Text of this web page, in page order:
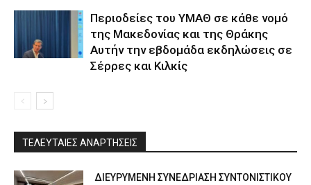
Περιοδείες του ΥΜΑΘ σε κάθε νομό
της Μακεδονίας και της Θράκης
Αυτήν την εβδομάδα εκδηλώσεις σε
Σέρρες και Κιλκίς
ΤΕΛΕΥΤΑΙΕΣ ΑΝΑΡΤΗΣΕΙΣ
ΔΙΕΥΡΥΜΕΝΗ ΣΥΝΕΔΡΙΑΣΗ ΣΥΝΤΟΝΙΣΤΙΚΟΥ